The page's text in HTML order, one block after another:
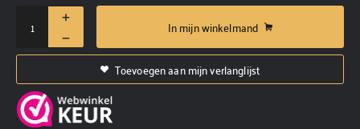
In mijn winkelmand
Toevoegen aan mijn verlanglijst